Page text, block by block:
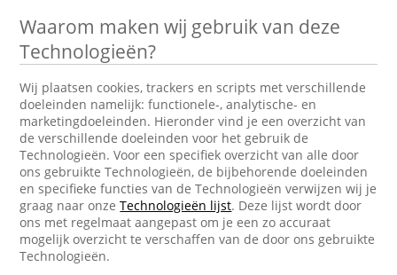
Waarom maken wij gebruik van deze
Technologieën?
Wij plaatsen cookies, trackers en scripts met verschillende
doeleinden namelijk: functionele-, analytische- en
marketingdoeleinden. Hieronder vind je een overzicht van
de verschillende doeleinden voor het gebruik de
Technologieën. Voor een specifiek overzicht van alle door
ons gebruikte Technologieën, de bijbehorende doeleinden
en specifieke functies van de Technologieën verwijzen wij je
graag naar onzeTechnologieën lijst. Deze lijst wordt door
ons met regelmaat aangepast om je een zo accuraat
mogelijk overzicht te verschaffen van de door ons gebruikte
Technologieën.